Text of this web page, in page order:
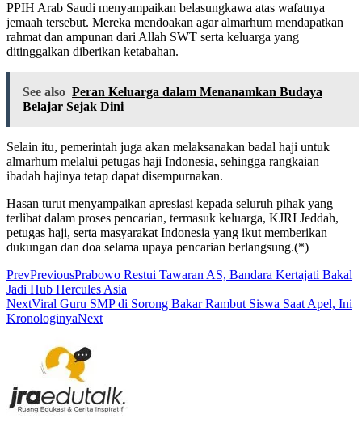
PPIH Arab Saudi menyampaikan belasungkawa atas wafatnya
jemaah tersebut. Mereka mendoakan agar almarhum mendapatkan
rahmat dan ampunan dari Allah SWT serta keluarga yang
ditinggalkan diberikan ketabahan.
See also Peran Keluarga dalam Menanamkan Budaya
Belajar Sejak Dini
Selain itu, pemerintah juga akan melaksanakan badal haji untuk
almarhum melalui petugas haji Indonesia, sehingga rangkaian
ibadah hajinya tetap dapat disempurnakan.
Hasan turut menyampaikan apresiasi kepada seluruh pihak yang
terlibat dalam proses pencarian, termasuk keluarga, KJRI Jeddah,
petugas haji, serta masyarakat Indonesia yang ikut memberikan
dukungan dan doa selama upaya pencarian berlangsung.(*)
PrevPreviousPrabowo Restui Tawaran AS, Bandara Kertajati Bakal
Jadi Hub Hercules Asia
NextViral Guru SMP di Sorong Bakar Rambut Siswa Saat Apel, Ini
KronologinyaNext